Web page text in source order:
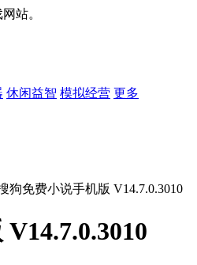
站。
休闲益智 模拟经营 更多
狗免费小说手机版 V14.7.0.3010